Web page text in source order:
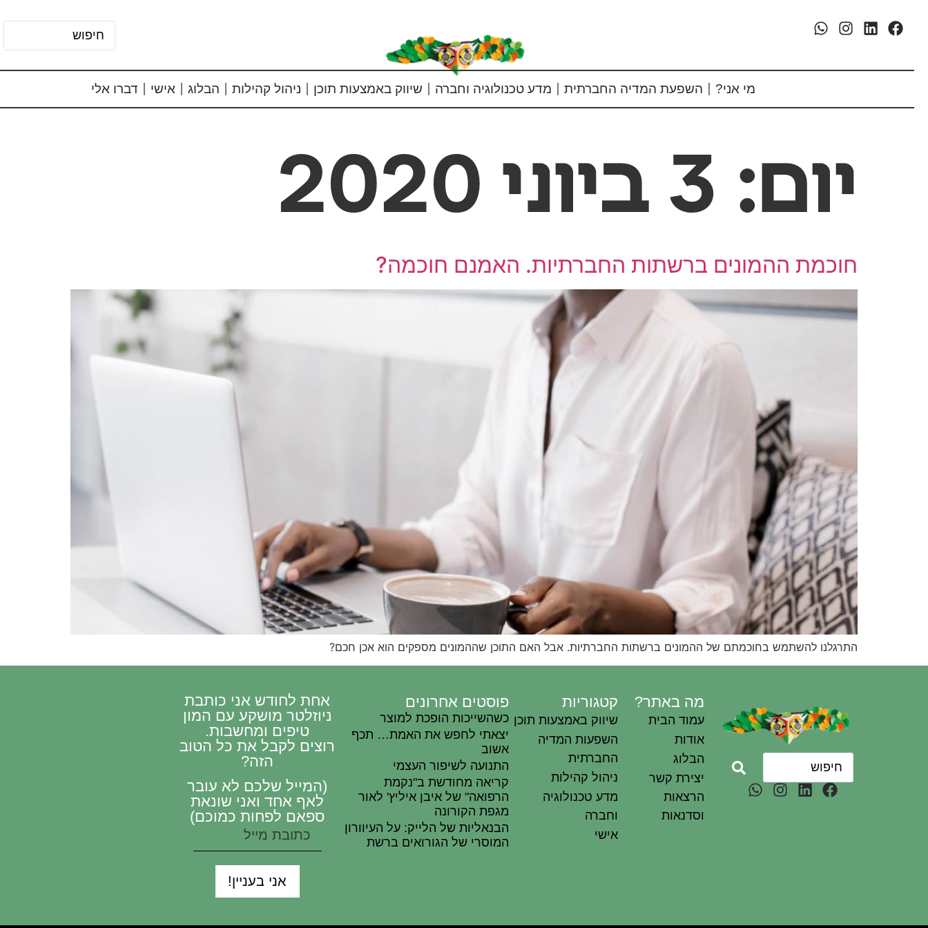
מי אני? השפעת המדיה החברתית מדע טכנולוגיה וחברה שיווק באמצעות תוכן ניהול קהילות הבלוג אישי דברו אלי
יום: 3 ביוני 2020
חוכמת ההמונים ברשתות החברתיות. האמנם חוכמה?
התרגלנו להשתמש בחוכמתם של ההמונים ברשתות החברתיות. אבל האם התוכן שההמונים מספקים הוא אכן חכם?
מה באתר?
עמוד הבית
אודות
הבלוג
יצירת קשר
הרצאות
וסדנאות
קטגוריות
שיווק באמצעות תוכן
השפעות המדיה
החברתית
ניהול קהילות
מדע טכנולוגיה
וחברה
אישי
פוסטים אחרונים
כשהשייכות הופכת למוצר
יצאתי לחפש את האמת… תכף
אשוב
התנועה לשיפור העצמי
קריאה מחודשת ב"נקמת
הרפואה" של איבן איליץ' לאור
מגפת הקורונה
הבנאליות של הלייק: על העיוורון
המוסרי של הגורואים ברשת
אחת לחודש אני כותבת
ניוזלטר מושקע עם המון
טיפים ומחשבות.
רוצים לקבל את כל הטוב
הזה?
(המייל שלכם לא עובר
לאף אחד ואני שונאת
ספאם לפחות כמוכם)
אני בעניין!